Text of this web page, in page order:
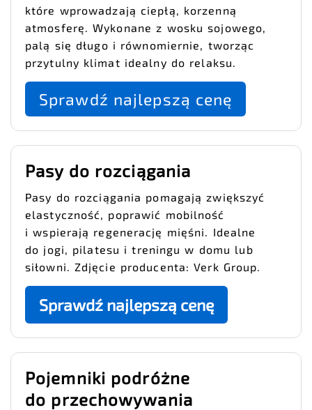
które wprowadzają ciepłą, korzenną
atmosferę. Wykonane z wosku sojowego,
palą się długo i równomiernie, tworząc
przytulny klimat idealny do relaksu.
Sprawdź najlepszą cenę
Pasy do rozciągania
Pasy do rozciągania pomagają zwiększyć
elastyczność, poprawić mobilność
i wspierają regenerację mięśni. Idealne
do jogi, pilatesu i treningu w domu lub
siłowni. Zdjęcie producenta: Verk Group.
Sprawdź najlepszą cenę
Pojemniki podróżne
do przechowywania